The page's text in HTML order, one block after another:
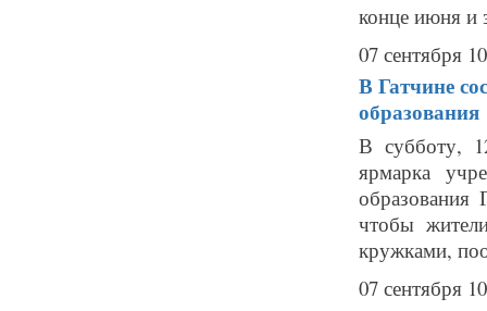
конце июня и
07 сентября
В Гатчине
образования
В субботу,
ярмарка
образования
чтобы
кружками,
07 сентября